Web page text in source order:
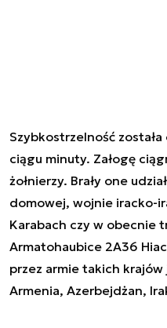
Szybkostrzelność
ciągu minuty. Załogę
żołnierzy. Brały one
domowej, wojnie iracko-
Karabach czy w obecnie
Armatohaubice 2A36
przez armie takich krajów
Armenia, Azerbejdżan,